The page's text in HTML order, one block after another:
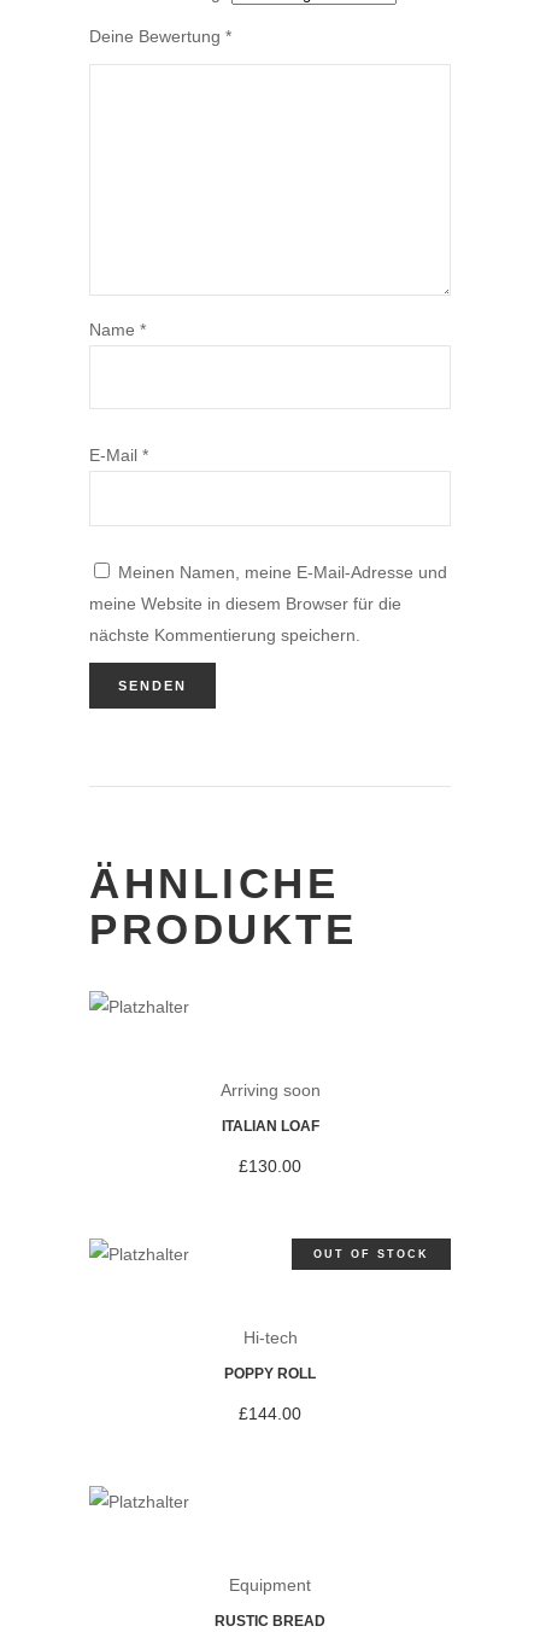
Deine Bewertung *
Name *
E-Mail *
Meinen Namen, meine E-Mail-Adresse und
meine Website in diesem Browser für die
nächste Kommentierung speichern.
ÄHNLICHE
PRODUKTE
Arriving soon
ITALIAN LOAF
£130.00
OUT OF STOCK
Hi-tech
POPPY ROLL
£144.00
Equipment
RUSTIC BREAD